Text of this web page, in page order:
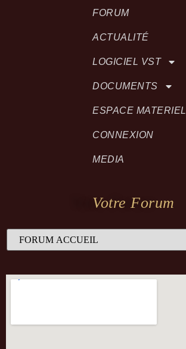
FORUM
ACTUALITÉ
LOGICIEL VST
DOCUMENTS
ESPACE MATERIEL
CONNEXION
MEDIA
Votre Forum